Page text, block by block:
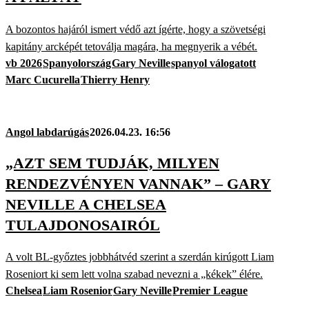
A bozontos hajáról ismert védő azt ígérte, hogy a szövetségi
kapitány arcképét tetoválja magára, ha megnyerik a vébét.
vb 2026SpanyolországGary Nevillespanyol válogatott
Marc CucurellaThierry Henry
Angol labdarúgás2026.04.23. 16:56
„AZT SEM TUDJÁK, MILYEN
RENDEZVÉNYEN VANNAK” – GARY
NEVILLE A CHELSEA
TULAJDONOSAIRÓL
A volt BL-győztes jobbhátvéd szerint a szerdán kirúgott Liam
Roseniort ki sem lett volna szabad nevezni a „kékek” élére.
ChelseaLiam RoseniorGary NevillePremier League